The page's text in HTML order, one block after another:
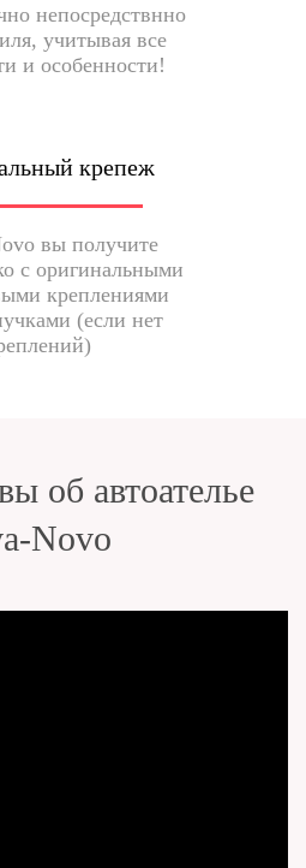
непосредствнно
учитывая все
и особенности!
крепеж
вы получите
с оригинальными
креплениями
(если нет
об автоателье
Novo